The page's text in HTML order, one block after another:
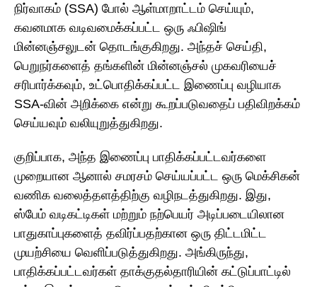
நிர்வாகம் (SSA) போல் ஆள்மாறாட்டம் செய்யும்,
கவனமாக வடிவமைக்கப்பட்ட ஒரு ஃபிஷிங்
மின்னஞ்சலுடன் தொடங்குகிறது. அந்தச் செய்தி,
பெறுநர்களைத் தங்களின் மின்னஞ்சல் முகவரியைச்
சரிபார்க்கவும், உட்பொதிக்கப்பட்ட இணைப்பு வழியாக
SSA-வின் அறிக்கை என்று கூறப்படுவதைப் பதிவிறக்கம்
செய்யவும் வலியுறுத்துகிறது.
குறிப்பாக, அந்த இணைப்பு பாதிக்கப்பட்டவர்களை
முறையான ஆனால் சமரசம் செய்யப்பட்ட ஒரு மெக்சிகன்
வணிக வலைத்தளத்திற்கு வழிநடத்துகிறது. இது,
ஸ்பேம் வடிகட்டிகள் மற்றும் நற்பெயர் அடிப்படையிலான
பாதுகாப்புகளைத் தவிர்ப்பதற்கான ஒரு திட்டமிட்ட
முயற்சியை வெளிப்படுத்துகிறது. அங்கிருந்து,
பாதிக்கப்பட்டவர்கள் தாக்குதல்தாரியின் கட்டுப்பாட்டில்